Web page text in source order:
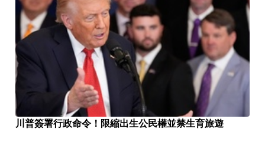
川普簽署行政命令！限縮出生公民權並禁生育旅遊